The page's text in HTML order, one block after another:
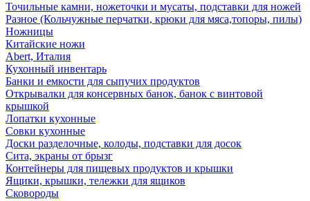
Точильные камни, ножеточки и мусаты, подставки для ножей
Разное (Кольчужные перчатки, крюки для мяса,топоры, пилы)
Ножницы
Китайские ножи
Abert, Италия
Кухонный инвентарь
Банки и емкости для сыпучих продуктов
Открывалки для консервных банок, банок с винтовой
крышкой
Лопатки кухонные
Совки кухонные
Доски разделочные, колоды, подставки для досок
Сита, экраны от брызг
Контейнеры для пищевых продуктов и крышки
Ящики, крышки, тележки для ящиков
Сковороды